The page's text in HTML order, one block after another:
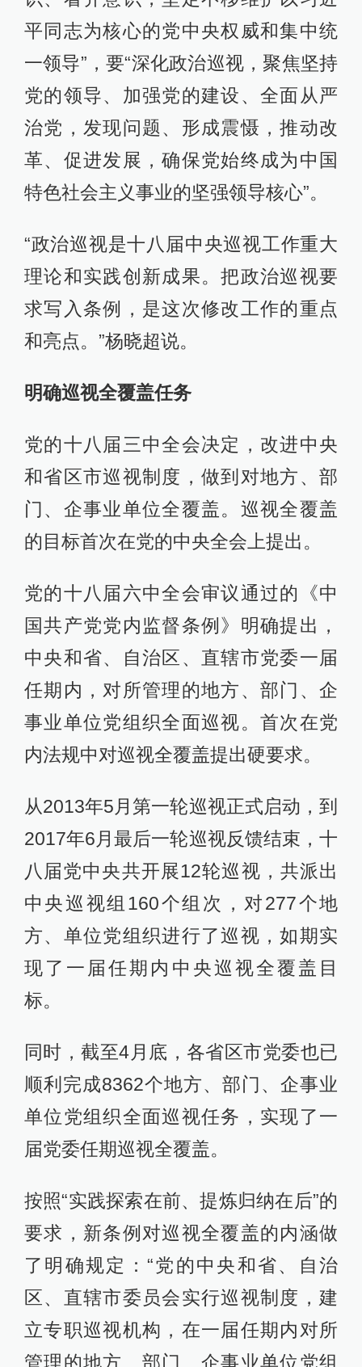
平同志为核心的党中央权威和集中统
一领导”，要“深化政治巡视，聚焦坚持
党的领导、加强党的建设、全面从严
治党，发现问题、形成震慑，推动改
革、促进发展，确保党始终成为中国
特色社会主义事业的坚强领导核心”。
“政治巡视是十八届中央巡视工作重大
理论和实践创新成果。把政治巡视要
求写入条例，是这次修改工作的重点
和亮点。”杨晓超说。
明确巡视全覆盖任务
党的十八届三中全会决定，改进中央
和省区市巡视制度，做到对地方、部
门、企事业单位全覆盖。巡视全覆盖
的目标首次在党的中央全会上提出。
党的十八届六中全会审议通过的《中
国共产党党内监督条例》明确提出，
中央和省、自治区、直辖市党委一届
任期内，对所管理的地方、部门、企
事业单位党组织全面巡视。首次在党
内法规中对巡视全覆盖提出硬要求。
从2013年5月第一轮巡视正式启动，到
2017年6月最后一轮巡视反馈结束，十
八届党中央共开展12轮巡视，共派出
中央巡视组160个组次，对277个地
方、单位党组织进行了巡视，如期实
现了一届任期内中央巡视全覆盖目
标。
同时，截至4月底，各省区市党委也已
顺利完成8362个地方、部门、企事业
单位党组织全面巡视任务，实现了一
届党委任期巡视全覆盖。
按照“实践探索在前、提炼归纳在后”的
要求，新条例对巡视全覆盖的内涵做
了明确规定：“党的中央和省、自治
区、直辖市委员会实行巡视制度，建
立专职巡视机构，在一届任期内对所
管理的地方、部门、企事业单位党组